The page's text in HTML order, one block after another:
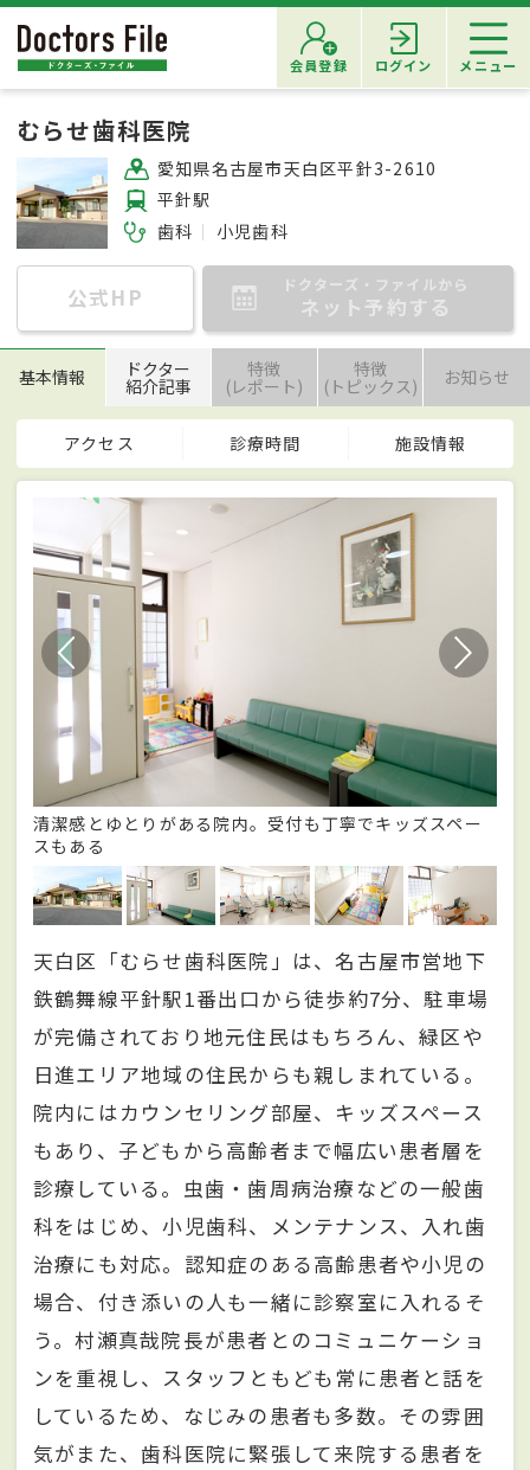
会員登録 ログイン メニュー
むらせ歯科医院
愛知県名古屋市天白区平針3-2610
平針駅
歯科
小児歯科
公式HP ドクターズ・ファイルから
ネット予約する
基本情報 ドクター
紹介記事
特徴
(レポート)
特徴
(トピックス) お知らせ
アクセス 診療時間 施設情報
清潔感とゆとりがある院内。受付も丁寧でキッズスペー
スもある
天白区「むらせ歯科医院」は、名古屋市営地下
鉄鶴舞線平針駅1番出口から徒歩約7分、駐車場
が完備されており地元住民はもちろん、緑区や
日進エリア地域の住民からも親しまれている。
院内にはカウンセリング部屋、キッズスペース
もあり、子どもから高齢者まで幅広い患者層を
診療している。虫歯・歯周病治療などの一般歯
科をはじめ、小児歯科、メンテナンス、入れ歯
治療にも対応。認知症のある高齢患者や小児の
場合、付き添いの人も一緒に診察室に入れるそ
う。村瀬真哉院長が患者とのコミュニケーショ
ンを重視し、スタッフともども常に患者と話を
しているため、なじみの患者も多数。その雰囲
気がまた、歯科医院に緊張して来院する患者を